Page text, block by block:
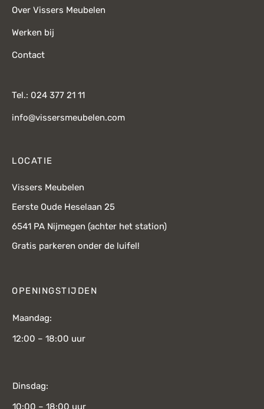
Over Vissers Meubelen
Werken bij
Contact
Tel.: 024 377 21 11
info@vissersmeubelen.com
LOCATIE
Vissers Meubelen
Eerste Oude Heselaan 25
6541 PA Nijmegen (achter het station)
Gratis parkeren onder de luifel!
OPENINGSTIJDEN
Maandag:
12:00 – 18:00 uur
Dinsdag:
10:00 – 18:00 uur